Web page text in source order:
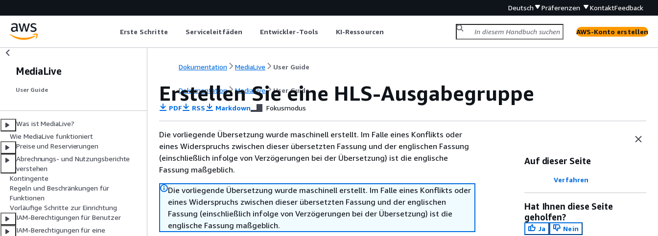
Deutsch Präferenzen KontaktFeedback
Erste Schritte Serviceleitfäden Entwickler-Tools KI-Ressourcen AWS-Konto erstellen
MediaLive
User Guide
Was ist MediaLive?
Wie MediaLive funktioniert
Preise und Reservierungen
Abrechnungs- und Nutzungsberichte
verstehen
Kontingente
Regeln und Beschränkungen für
Funktionen
Vorläufige Schritte zur Einrichtung
IAM-Berechtigungen für Benutzer
IAM-Berechtigungen für eine
Dokumentation MediaLive User Guide
Dokumentation MediaLive User Guide
Erstellen Sie eine HLS-Ausgabegruppe
PDF RSS Markdown Fokusmodus
Die vorliegende Übersetzung wurde maschinell erstellt. Im Falle eines Konflikts oder
eines Widerspruchs zwischen dieser übersetzten Fassung und der englischen Fassung
(einschließlich infolge von Verzögerungen bei der Übersetzung) ist die englische
Fassung maßgeblich.
Die vorliegende Übersetzung wurde maschinell erstellt. Im Falle eines Konflikts oder
eines Widerspruchs zwischen dieser übersetzten Fassung und der englischen
Fassung (einschließlich infolge von Verzögerungen bei der Übersetzung) ist die
englische Fassung maßgeblich.
Auf dieser Seite
Verfahren
Hat Ihnen diese Seite
geholfen?
Ja
Nein